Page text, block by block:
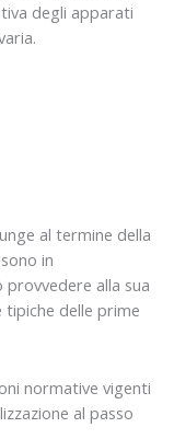
degli apparati
al termine della
in
provvedere alla sua
delle prime
normative vigenti
al passo